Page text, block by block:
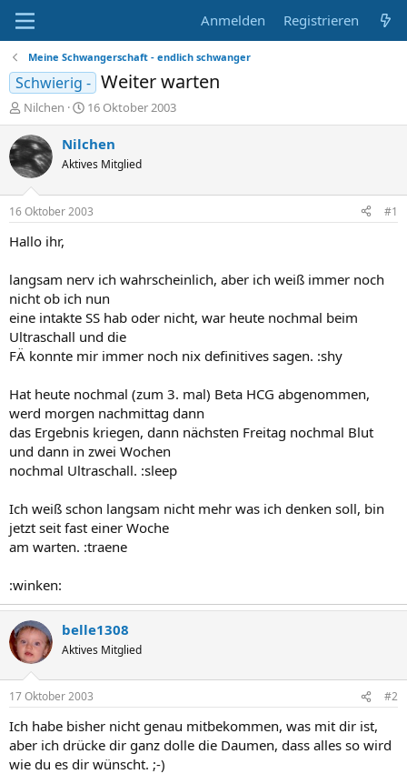
Anmelden Registrieren
Meine Schwangerschaft - endlich schwanger
Schwierig - Weiter warten
E
r
s
t
e
e
r
Nilchen
E
r
s
e
l
t
16 Oktober 2003
Nilchen
Aktives Mitglied
16 Oktober 2003 #1
Hallo ihr,
langsam nerv ich wahrscheinlich, aber ich weiß immer noch
nicht ob ich nun
eine intakte SS hab oder nicht, war heute nochmal beim
Ultraschall und die
FÄ konnte mir immer noch nix definitives sagen. :shy
Hat heute nochmal (zum 3. mal) Beta HCG abgenommen,
werd morgen nachmittag dann
das Ergebnis kriegen, dann nächsten Freitag nochmal Blut
und dann in zwei Wochen
nochmal Ultraschall. :sleep
Ich weiß schon langsam nicht mehr was ich denken soll, bin
jetzt seit fast einer Woche
am warten. :traene
:winken:
belle1308
Aktives Mitglied
17 Oktober 2003 #2
Ich habe bisher nicht genau mitbekommen, was mit dir ist,
aber ich drücke dir ganz dolle die Daumen, dass alles so wird
wie du es dir wünscht. ;-)